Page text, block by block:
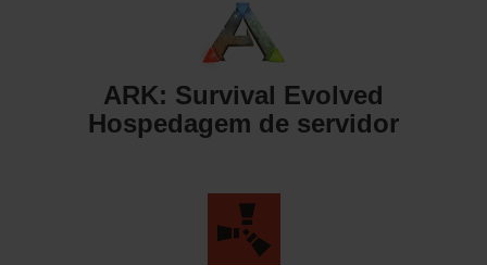
ARK: Survival Evolved
Hospedagem de servidor